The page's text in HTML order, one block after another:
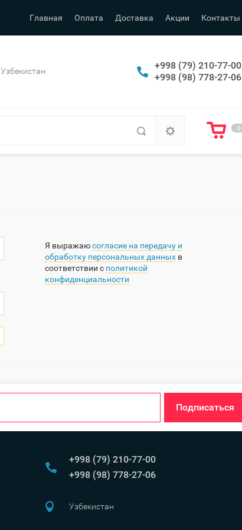
Главная Оплата Доставка Акции Контакты
Узбекистан
+998 (79) 210-77-00
+998 (98) 778-27-06
0
Я выражаюсогласие на передачу и
обработку персональных данныхв
соответствии с политикой
конфиденциальности
Подписаться
+998 (79) 210-77-00
+998 (98) 778-27-06
Узбекистан